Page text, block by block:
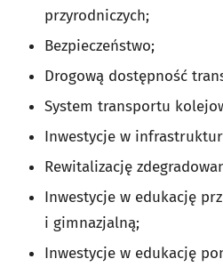
przyrodniczych;
Bezpieczeństwo;
Drogową dostępność
System transportu
Inwestycje w
Rewitalizację
Inwestycje w edukację
i gimnazjalną;
Inwestycje w edukację